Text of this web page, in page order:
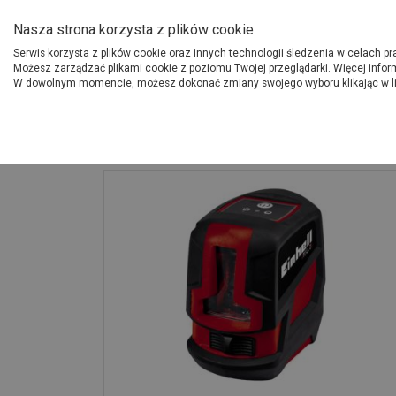
Produkty
O Grupie PSB
Nasza strona korzysta z plików cookie
Serwis korzysta z plików cookie oraz innych technologii śledzenia w celach
Możesz zarządzać plikami cookie z poziomu Twojej przeglądarki. Więcej
W dowolnym momencie, możesz dokonać zmiany swojego wyboru klikając w